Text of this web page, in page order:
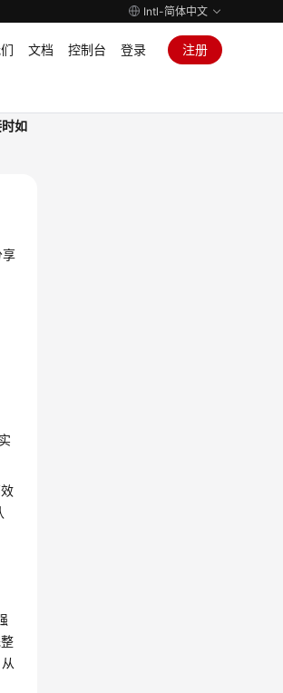
Intl-简体中文
文档 控制台 登录 注册
如
享